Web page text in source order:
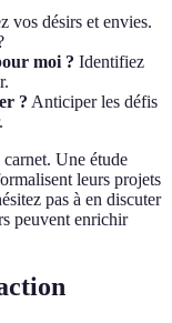
vos désirs et envies.
moi ? Identifiez
? Anticiper les défis
carnet. Une étude
leurs projets
pas à en discuter
peuvent enrichir